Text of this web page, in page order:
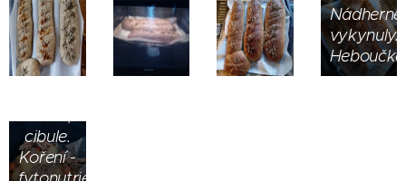
Nádherně
vykynuly.
Brambor,
krůtí
prsa,
ječné
cibule.
Koření -